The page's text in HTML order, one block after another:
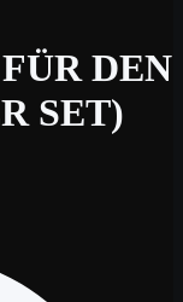
DEN
SET)